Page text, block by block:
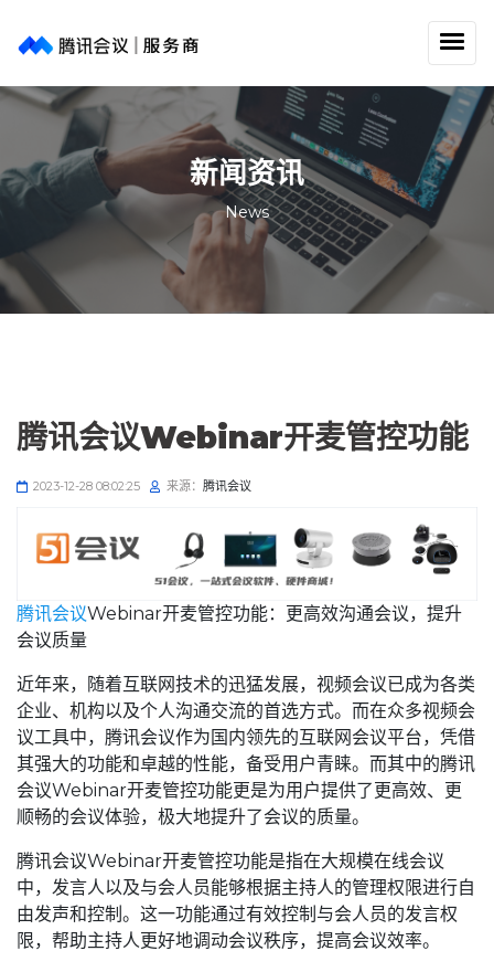
新闻资讯
News
腾讯会议Webinar开麦管控功能
2023-12-28 08:02:25 来源： 腾讯会议
腾讯会议Webinar开麦管控功能：更高效沟通会议，提升
会议质量
近年来，随着互联网技术的迅猛发展，视频会议已成为各类
企业、机构以及个人沟通交流的首选方式。而在众多视频会
议工具中，腾讯会议作为国内领先的互联网会议平台，凭借
其强大的功能和卓越的性能，备受用户青睐。而其中的腾讯
会议Webinar开麦管控功能更是为用户提供了更高效、更
顺畅的会议体验，极大地提升了会议的质量。
腾讯会议Webinar开麦管控功能是指在大规模在线会议
中，发言人以及与会人员能够根据主持人的管理权限进行自
由发声和控制。这一功能通过有效控制与会人员的发言权
限，帮助主持人更好地调动会议秩序，提高会议效率。